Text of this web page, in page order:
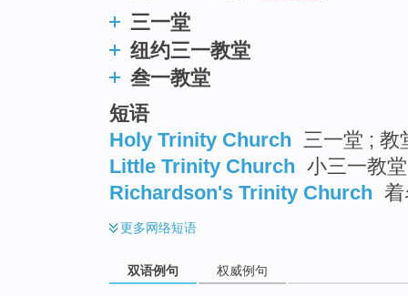
三一堂
纽约三一教堂
叁一教堂
短语
Holy Trinity Church
三一堂 ; 教
Little Trinity Church 小三一教堂
Richardson's Trinity Church
更多网络短语
双语例句 权威例句